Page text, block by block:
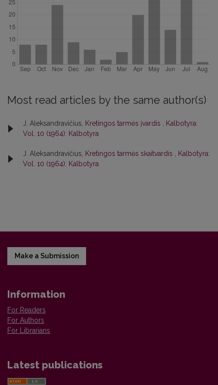
Most read articles by the same author(s)
J. Aleksandravičius, Kretingos tarmės įvardis
Kalbotyra:
Vol. 10 (1964): Kalbotyra
J. Aleksandravičius, Kretingos tarmės skaitvardis
Kalbotyra:
Vol. 10 (1964): Kalbotyra
Make a Submission
Information
For Readers
For Authors
For Librarians
Latest publications